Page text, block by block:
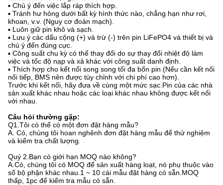
▪ Chú ý đến việc lắp ráp thích hợp.
▪ Tránh hư hỏng dưới bất kỳ hình thức nào, chẳng hạn như rơi,
khoan, v.v. (Nguy cơ đoản mạch).
▪ Luôn giữ pin khô và sạch.
▪ Lưu ý các dấu cộng (+) và trừ (-) trên pin LiFePO4 và thiết bị và
chú ý đến đúng cực.
▪ Công suất chu kỳ có thể thay đổi do sự thay đổi nhiệt độ làm
việc và tốc độ nạp và xả khác với công suất danh định.
▪ Thích hợp cho kết nối song song tối đa bốn pin (Nếu cần kết nối
nối tiếp, BMS nên được tùy chỉnh với chi phí cao hơn).
Trước khi kết nối, hãy đưa về cùng một mức sạc.Pin của các nhà
sản xuất khác nhau hoặc các loại khác nhau không được kết nối
với nhau.
Câu hỏi thường gặp:
Q1.Tôi có thể có một đơn đặt hàng mẫu?
A. Có, chúng tôi hoan nghênh đơn đặt hàng mẫu để thử nghiệm
và kiểm tra chất lượng.
Quý 2.Bạn có giới hạn MOQ nào không?
A.Có, chúng tôi có MOQ để sản xuất hàng loạt, nó phụ thuộc vào
số bộ phận khác nhau.1 ~ 10 cái mẫu đặt hàng có sẵn.MOQ
thấp, 1pc để kiểm tra mẫu có sẵn.